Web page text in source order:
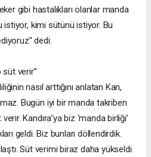
gibi hastalıkları olanlar manda
kimi sütünü istiyor. Bu
dedi.
süt verir”
nasıl arttığını anlatan Kan,
Bugün iyi bir manda takriben
Kandıra’ya biz ‘manda birliği’
geldi. Biz bunları döllendirdik.
Süt verimi biraz daha yükseldi.